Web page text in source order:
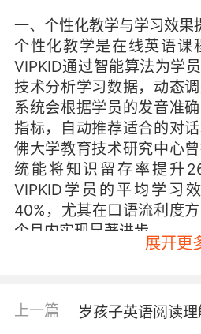
一、个性化教学与学习效果
个性化教学是在线英语课
VIPKID通过智能算法为学
技术分析学习数据，动态调
系统会根据学员的发音准
指标，自动推荐适合的对
佛大学教育技术研究中心
统能将知识留存率提升
VIPKID学员的平均学习
40%，尤其在口语流利度
个月内实现显著进步。
如将动画、音乐与语言学
展开更
上一篇 岁孩子英语阅读理